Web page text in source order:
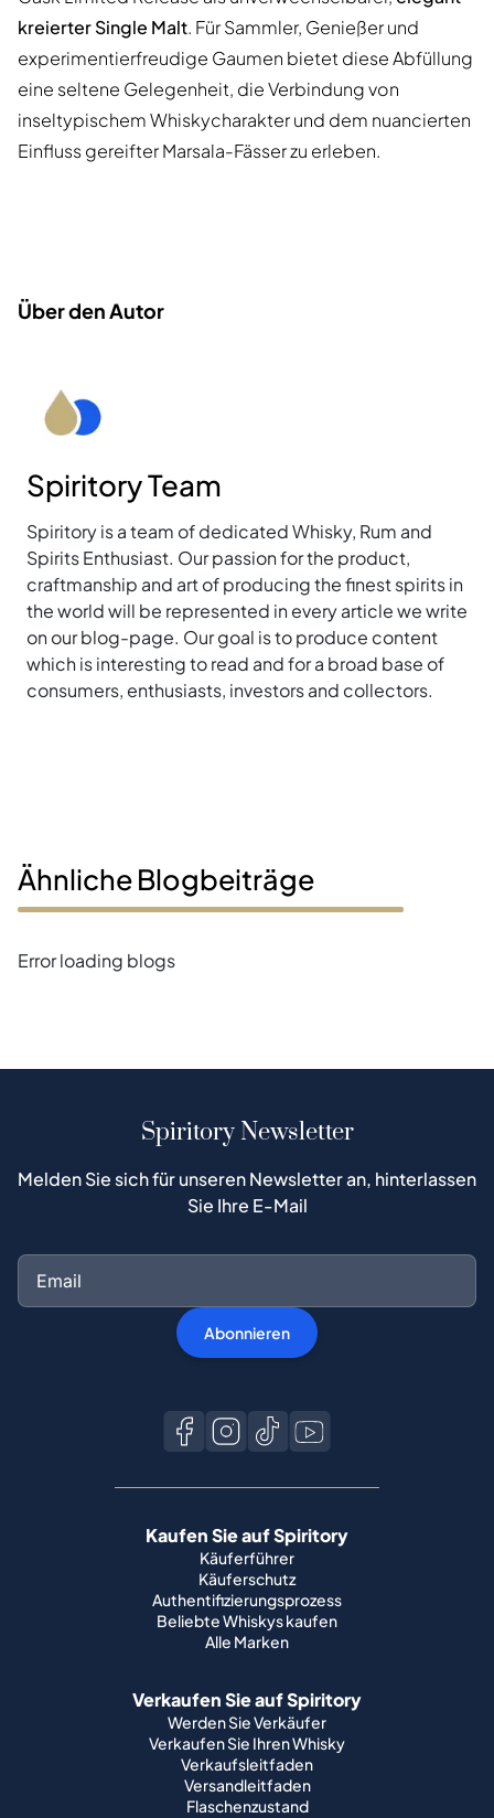
kreierter Single Malt. Für Sammler, Genießer und
experimentierfreudige Gaumen bietet diese Abfüllung
eine seltene Gelegenheit, die Verbindung von
inseltypischem Whiskycharakter und dem nuancierten
Einfluss gereifter Marsala-Fässer zu erleben.
Über den Autor
Spiritory Team
Spiritory is a team of dedicated Whisky, Rum and
Spirits Enthusiast. Our passion for the product,
craftmanship and art of producing the finest spirits in
the world will be represented in every article we write
on our blog-page. Our goal is to produce content
which is interesting to read and for a broad base of
consumers, enthusiasts, investors and collectors.
Ähnliche Blogbeiträge
Error loading blogs
Spiritory Newsletter
Melden Sie sich für unseren Newsletter an, hinterlassen
Sie Ihre E-Mail
Abonnieren
Kaufen Sie auf Spiritory
Käuferführer
Käuferschutz
Authentifizierungsprozess
Beliebte Whiskys kaufen
Alle Marken
Verkaufen Sie auf Spiritory
Werden Sie Verkäufer
Verkaufen Sie Ihren Whisky
Verkaufsleitfaden
Versandleitfaden
Flaschenzustand